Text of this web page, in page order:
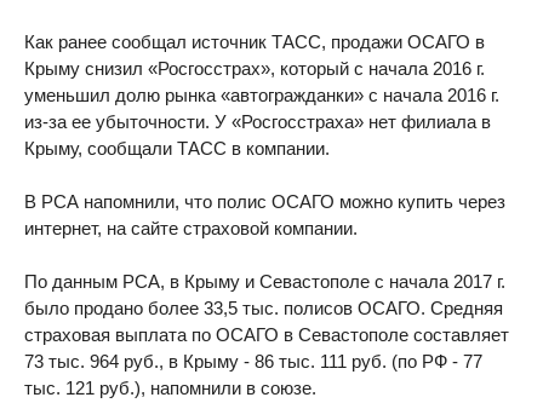
Как ранее сообщал источник ТАСС, продажи ОСАГО в
Крыму снизил «Росгосстрах», который с начала 2016 г.
уменьшил долю рынка «автогражданки» с начала 2016 г.
из-за ее убыточности. У «Росгосстраха» нет филиала в
Крыму, сообщали ТАСС в компании.
В РСА напомнили, что полис ОСАГО можно купить через
интернет, на сайте страховой компании.
По данным РСА, в Крыму и Севастополе с начала 2017 г.
было продано более 33,5 тыс. полисов ОСАГО. Средняя
страховая выплата по ОСАГО в Севастополе составляет
73 тыс. 964 руб., в Крыму - 86 тыс. 111 руб. (по РФ - 77
тыс. 121 руб.), напомнили в союзе.